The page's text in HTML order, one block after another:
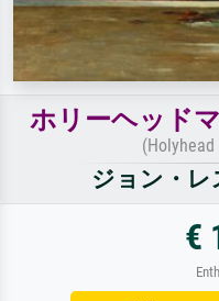
ホリーヘッド
ジョン・レ
€